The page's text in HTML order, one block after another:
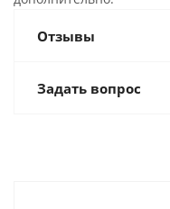
Отзывы
Задать вопрос